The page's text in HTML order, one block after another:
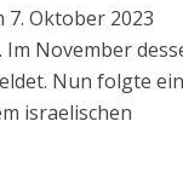
7. Oktober 2023
November
Nun folgte
israelischen